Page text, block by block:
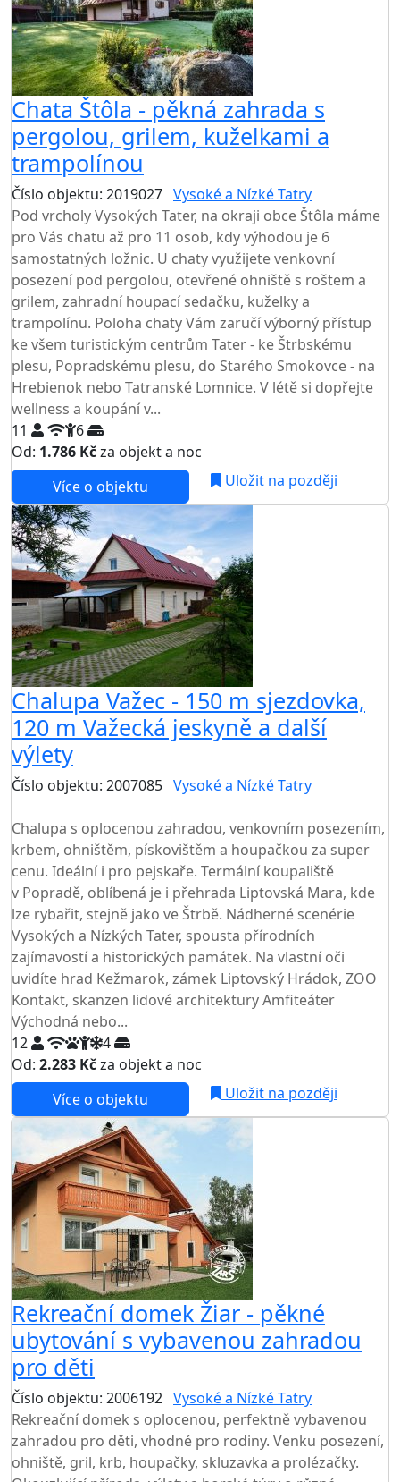
Chata Štôla - pěkná zahrada s
pergolou, grilem, kuželkami a
trampolínou
Číslo objektu: 2019027 Vysoké a Nízké Tatry
Pod vrcholy Vysokých Tater, na okraji obce Štôla máme
pro Vás chatu až pro 11 osob, kdy výhodou je 6
samostatných ložnic. U chaty využijete venkovní
posezení pod pergolou, otevřené ohniště s roštem a
grilem, zahradní houpací sedačku, kuželky a
trampolínu. Poloha chaty Vám zaručí výborný přístup
ke všem turistickým centrům Tater - ke Štrbskému
plesu, Popradskému plesu, do Starého Smokovce - na
Hrebienok nebo Tatranské Lomnice. V létě si dopřejte
wellness a koupání v...
11
6
Od: 1.786 Kčza objekt a noc
Více o objektu Uložit na později
Chalupa Važec - 150 m sjezdovka,
120 m Važecká jeskyně a další
výlety
Číslo objektu: 2007085 Vysoké a Nízké Tatry
Chalupa s oplocenou zahradou, venkovním posezením,
krbem, ohništěm, pískovištěm a houpačkou za super
cenu. Ideální i pro pejskaře. Termální koupaliště
v Popradě, oblíbená je i přehrada Liptovská Mara, kde
lze rybařit, stejně jako ve Štrbě. Nádherné scenérie
Vysokých a Nízkých Tater, spousta přírodních
zajímavostí a historických památek. Na vlastní oči
uvidíte hrad Kežmarok, zámek Liptovský Hrádok, ZOO
Kontakt, skanzen lidové architektury Amfiteáter
Východná nebo...
12
4
Od: 2.283 Kčza objekt a noc
Více o objektu
Uložit na později
Rekreační domek Žiar - pěkné
ubytování s vybavenou zahradou
pro děti
Číslo objektu: 2006192 Vysoké a Nízké Tatry
Rekreační domek s oplocenou, perfektně vybavenou
zahradou pro děti, vhodné pro rodiny. Venku posezení,
ohniště, gril, krb, houpačky, skluzavka a prolézačky.